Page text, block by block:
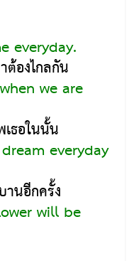
everyday.
ต้องไกลกัน
we are
ธอในนั้น
everyday
านอีกครั้ง
will be